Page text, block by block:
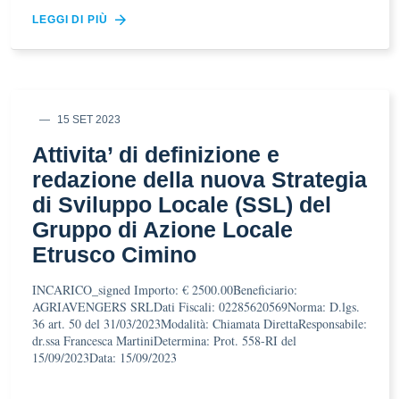
LEGGI DI PIÙ
15 SET 2023
Attivita’ di definizione e
redazione della nuova Strategia
di Sviluppo Locale (SSL) del
Gruppo di Azione Locale
Etrusco Cimino
INCARICO_signed Importo: € 2500.00Beneficiario:
AGRIAVENGERS SRLDati Fiscali: 02285620569Norma: D.lgs.
36 art. 50 del 31/03/2023Modalità: Chiamata DirettaResponsabile:
dr.ssa Francesca MartiniDetermina: Prot. 558-RI del
15/09/2023Data: 15/09/2023